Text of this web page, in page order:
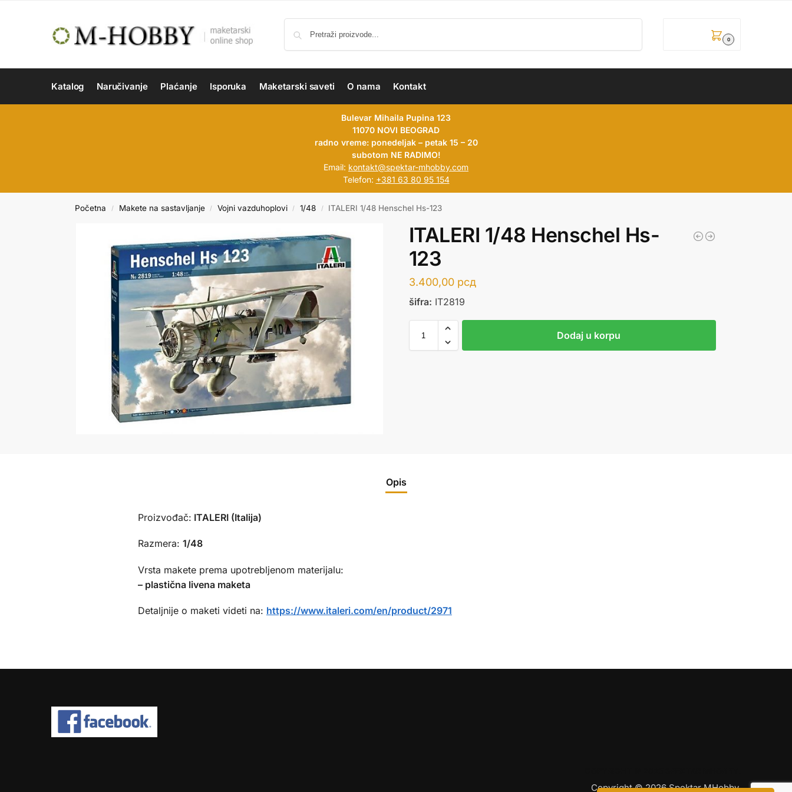
0
Katalog Naručivanje Plaćanje Isporuka Maketarski saveti O nama Kontakt
Bulevar Mihaila Pupina 123
11070 NOVI BEOGRAD
radno vreme: ponedeljak – petak 15 – 20
subotom NE RADIMO!
Email: kontakt@spektar-mhobby.com
Telefon: +381 63 80 95 154
Početna / Makete na sastavljanje / Vojni vazduhoplovi / 1/48 / ITALERI 1/48 Henschel Hs-123
ITALERI 1/48 Henschel Hs-
123
3.400,00 рсд
šifra: IT2819
Dodaj u korpu
Opis
Proizvođač: ITALERI (Italija)
Razmera: 1/48
Vrsta makete prema upotrebljenom materijalu:
– plastična livena maketa
Detaljnije o maketi videti na: https://www.italeri.com/en/product/2971
Copyright © 2026 Spektar MHobby.